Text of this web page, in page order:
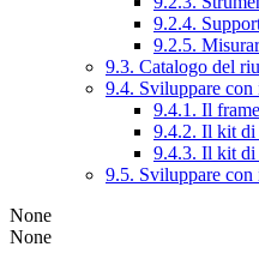
9.2.4.
9.2.5.
9.3. Catalogo del
9.4. Sviluppare con
9.4.1. Il
9.4.2. Il kit di
9.4.3. Il kit
9.5. Sviluppare
None
None